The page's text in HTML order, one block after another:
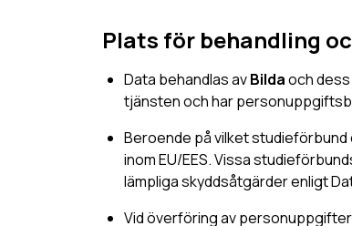
Plats för behandling
Data behandlas avBildaoch
tjänsten och har
Beroende på vilket studieförbund
inom EU/EES. Vissa
lämpliga skyddsåtgärder enligt
Vid överföring av